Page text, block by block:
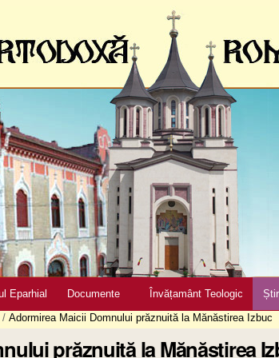
Eparhial Documente Învățamânt Teologic
/ Adormirea Maicii Domnului prăznuită la Mănăstirea Izbuc
prăznuită la Mănăstirea